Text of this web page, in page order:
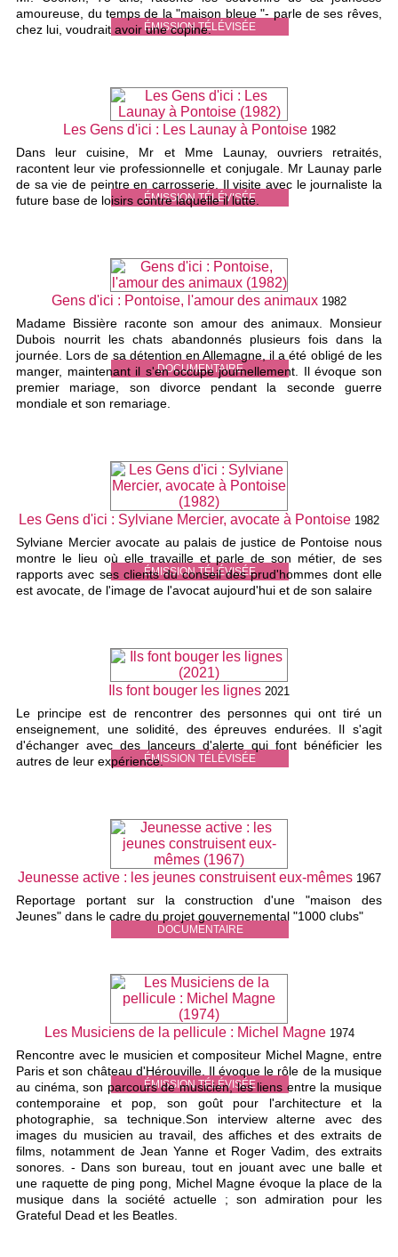
ÉMISSION TÉLÉVISÉE
amoureuse, du temps de la "maison bleue "- parle de ses rêves,
chez lui, voudrait avoir une copine.
ÉMISSION TÉLÉVISÉE
Les Gens d'ici : Les Launay à Pontoise 1982
Dans leur cuisine, Mr et Mme Launay, ouvriers retraités,
racontent leur vie professionnelle et conjugale. Mr Launay parle
de sa vie de peintre en carrosserie. Il visite avec le journaliste la
future base de loisirs contre laquelle il lutte.
DOCUMENTAIRE
Gens d'ici : Pontoise, l'amour des animaux 1982
Madame Bissière raconte son amour des animaux. Monsieur
Dubois nourrit les chats abandonnés plusieurs fois dans la
journée. Lors de sa détention en Allemagne, il a été obligé de les
manger, maintenant il s'en occupe journellement. Il évoque son
premier mariage, son divorce pendant la seconde guerre
mondiale et son remariage.
ÉMISSION TÉLÉVISÉE
Les Gens d'ici : Sylviane Mercier, avocate à Pontoise 1982
Sylviane Mercier avocate au palais de justice de Pontoise nous
montre le lieu où elle travaille et parle de son métier, de ses
rapports avec ses clients du conseil des prud'hommes dont elle
est avocate, de l'image de l'avocat aujourd'hui et de son salaire
ÉMISSION TÉLÉVISÉE
Ils font bouger les lignes 2021
Le principe est de rencontrer des personnes qui ont tiré un
enseignement, une solidité, des épreuves endurées. Il s'agit
d'échanger avec des lanceurs d'alerte qui font bénéficier les
autres de leur expérience.
DOCUMENTAIRE
Jeunesse active : les jeunes construisent eux-mêmes 1967
Reportage portant sur la construction d'une "maison des
Jeunes" dans le cadre du projet gouvernemental "1000 clubs"
ÉMISSION TÉLÉVISÉE
Les Musiciens de la pellicule : Michel Magne 1974
Rencontre avec le musicien et compositeur Michel Magne, entre
Paris et son château d'Hérouville. Il évoque le rôle de la musique
au cinéma, son parcours de musicien, les liens entre la musique
contemporaine et pop, son goût pour l'architecture et la
photographie, sa technique.Son interview alterne avec des
images du musicien au travail, des affiches et des extraits de
films, notamment de Jean Yanne et Roger Vadim, des extraits
sonores. - Dans son bureau, tout en jouant avec une balle et
une raquette de ping pong, Michel Magne évoque la place de la
musique dans la société actuelle ; son admiration pour les
Grateful Dead et les Beatles.